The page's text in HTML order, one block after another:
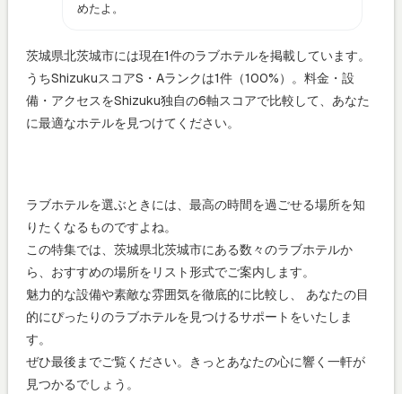
めたよ。
茨城県北茨城市には現在1件のラブホテルを掲載しています。
うちShizukuスコアS・Aランクは1件（100%）。料金・設
備・アクセスをShizuku独自の6軸スコアで比較して、あなた
に最適なホテルを見つけてください。
ラブホテルを選ぶときには、最高の時間を過ごせる場所を知
りたくなるものですよね。
この特集では、茨城県北茨城市にある数々のラブホテルか
ら、おすすめの場所をリスト形式でご案内します。
魅力的な設備や素敵な雰囲気を徹底的に比較し、 あなたの目
的にぴったりのラブホテルを見つけるサポートをいたしま
す。
ぜひ最後までご覧ください。きっとあなたの心に響く一軒が
見つかるでしょう。